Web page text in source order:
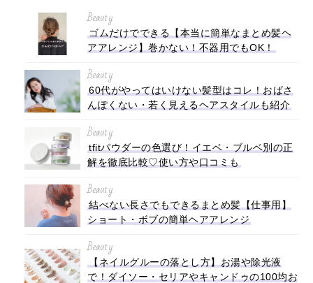
Beauty
ゴムだけでできる【本当に簡単なまとめ髪ヘ
アアレンジ】巻かない！不器用でもOK！
Beauty
60代がやってはいけない髪型はコレ！おばさ
んぽくない・若く見えるヘアスタイルも紹介
Beauty
tfitパウダーの色選び！イエベ・ブルベ別の正
解を徹底比較♡使い方や口コミも
Beauty
結べない長さでもできるまとめ髪【仕事用】
ショート・ボブの簡単ヘアアレンジ
Beauty
【ネイルグルーの落とし方】お湯や除光液
で！ダイソー・セリアやキャンドゥの100均お